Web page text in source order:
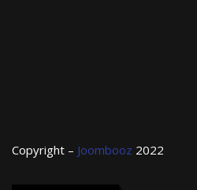
Copyright – Joombooz 2022